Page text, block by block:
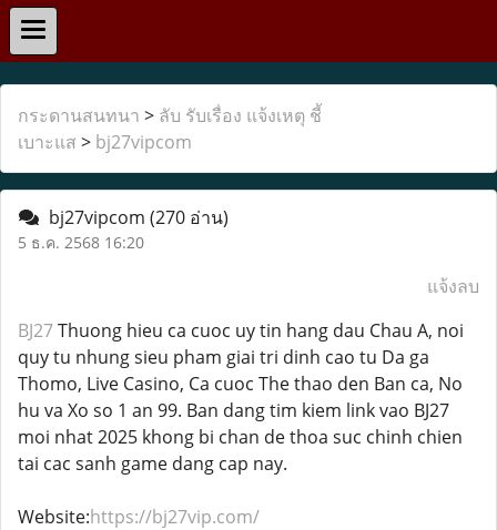
กระดานสนทนา > ลับ รับเรื่อง แจ้งเหตุ ชี้
เบาะแส > bj27vipcom
bj27vipcom (270 อ่าน)
5 ธ.ค. 2568 16:20
แจ้งลบ
BJ27Thuong hieu ca cuoc uy tin hang dau Chau A, noi
quy tu nhung sieu pham giai tri dinh cao tu Da ga
Thomo, Live Casino, Ca cuoc The thao den Ban ca, No
hu va Xo so 1 an 99. Ban dang tim kiem link vao BJ27
moi nhat 2025 khong bi chan de thoa suc chinh chien
tai cac sanh game dang cap nay.
Website:https://bj27vip.com/